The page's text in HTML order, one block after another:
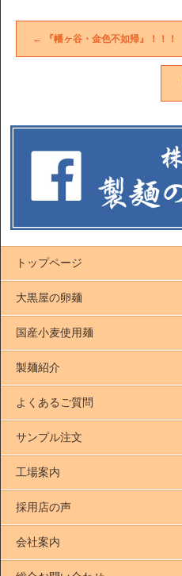
← 『幡ヶ谷・金色不如帰』！！！
トップページ
大黒屋の卵麺
国産小麦使用麺
製麺紹介
よくあるご質問
サンプル注文
工場案内
採用店の声
会社案内